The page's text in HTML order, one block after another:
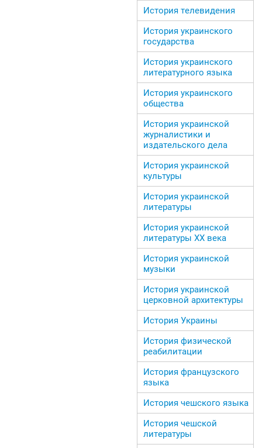
История телевидения
История украинского
государства
История украинского
литературного языка
История украинского
общества
История украинской
журналистики и
издательского дела
История украинской
культуры
История украинской
литературы
История украинской
литературы ХХ века
История украинской
музыки
История украинской
церковной архитектуры
История Украины
История физической
реабилитации
История французского
языка
История чешского языка
История чешской
литературы